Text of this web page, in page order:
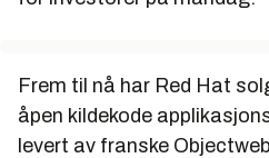
Frem til nå har Red Hat
åpen kildekode
levert av franske